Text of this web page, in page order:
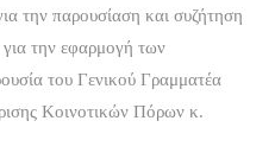
την παρουσίαση και συζήτηση
την εφαρμογή των
του Γενικού Γραμματέα
Κοινοτικών Πόρων κ.